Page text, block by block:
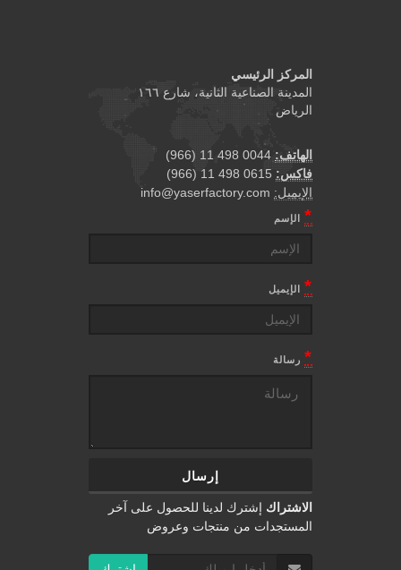
المركز الرئيسي
المدينة الصناعية الثانية، شارع ١٦٦
الرياض
الهاتف:
فاكس:
الإيميل: info@yaserfactory.com
* الإسم
* الإيميل
* رسالة
الاشتراك إشترك لدينا للحصول على آخر
المستجدات من منتجات وعروض